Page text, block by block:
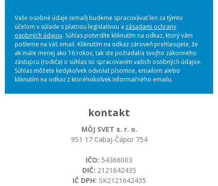
Vaše osobné údaje (email) budeme spracovávať len za týmto
účelom v súlade s platnou legislatívou a zásadami ochrany
osobných údajov. Súhlas potvrdíte kliknutím na odkaz, ktorý vám
pošleme na váš email. Kliknutím na odkaz zároveň prehlasujete, že
ak máte menej ako 16 rokov, tak ste požiadal/a svojho zákonného
zástupcu (rodiča) o súhlas so spracovaním vašich osobných údajov.
Súhlas môžete kedykoľvek odvolať písomne, emailom alebo
kliknutím na odkaz z ktoréhokoľvek informačného emailu.
kontakt
MÔJ SVET s. r. o.
951 17 Cabaj-Čápor 754
IČO: 54366003
DIČ: 2121642435
IČ DPH: SK2121642435